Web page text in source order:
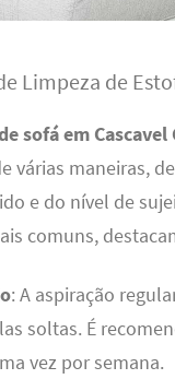
Limpeza de
sofá em Cascavel
várias maneiras,
e do nível de
comuns,
: A aspiração
soltas. É
vez por semana.